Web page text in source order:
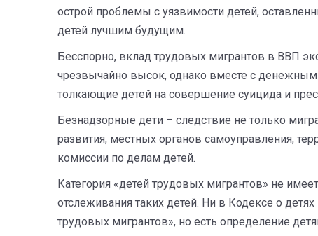
острой проблемы с уязвимости детей,
детей лучшим будущим.
Бесспорно, вклад трудовых мигрантов в ВВП
чрезвычайно высок, однако вместе с
толкающие детей на совершение суицида и
Безнадзорные дети – следствие не только
развития, местных органов самоуправления,
комиссии по делам детей.
Категория «детей трудовых мигрантов» не
отслеживания таких детей. Ни в Кодексе о
трудовых мигрантов», но есть определение